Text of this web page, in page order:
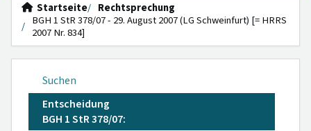
Startseite
Rechtsprechung
BGH 1 StR 378/07 - 29. August 2007 (LG Schweinfurt) [= HRRS
2007 Nr. 834]
Suchen
Entscheidung
BGH 1 StR 378/07: